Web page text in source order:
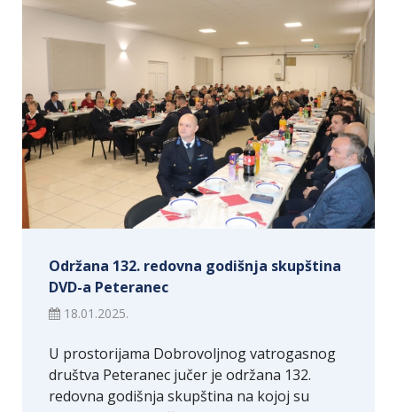
Održana 132. redovna godišnja skupština
DVD-a Peteranec
18.01.2025.
U prostorijama Dobrovoljnog vatrogasnog
društva Peteranec jučer je održana 132.
redovna godišnja skupština na kojoj su